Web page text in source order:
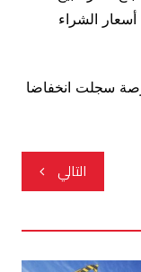
بلغت أسعار الشراء
سجلت انخفاضا
التالي